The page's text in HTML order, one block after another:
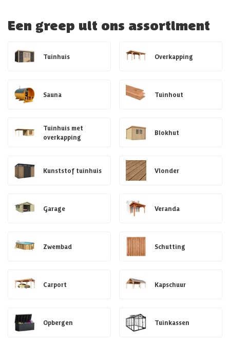
Een greep uit ons assortiment
Tuinhuis Overkapping
Sauna Tuinhout
Tuinhuis met
overkapping
Blokhut
Kunststof tuinhuis Vlonder
Garage Veranda
Zwembad Schutting
Carport Kapschuur
Opbergen Tuinkassen